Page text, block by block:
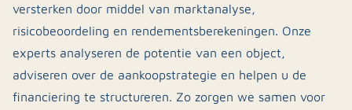
versterken door middel van marktanalyse,
risicobeoordeling en rendementsberekeningen. Onze
experts analyseren de potentie van een object,
adviseren over de aankoopstrategie en helpen u de
financiering te structureren. Zo zorgen we samen voor